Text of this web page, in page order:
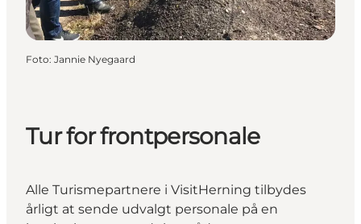
Foto: Jannie Nyegaard
Tur for frontpersonale
Alle Turismepartnere i VisitHerning tilbydes
årligt at sende udvalgt personale på en